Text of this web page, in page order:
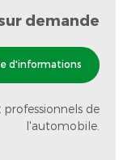
demande
d'informations
de
l'automobile.